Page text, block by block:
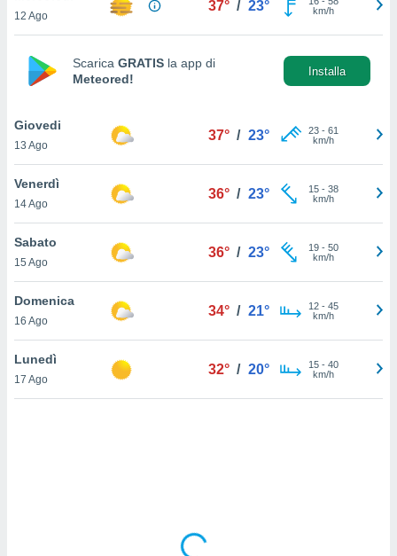
un
la
nella
cookie
il tuo
in
a piè
del
12 Ago
37° / 23°
km/h
Scarica GRATIS la app di
Meteored!
Installa
Giovedi
13 Ago
37° / 23° 23- 61
km/h
Venerdì
14 Ago
36° / 23° 15- 38
km/h
Sabato
15 Ago
36° / 23° 19- 50
km/h
Domenica
16 Ago
34° / 21° 12- 45
km/h
Lunedì
17 Ago
32° / 20° 15- 40
km/h